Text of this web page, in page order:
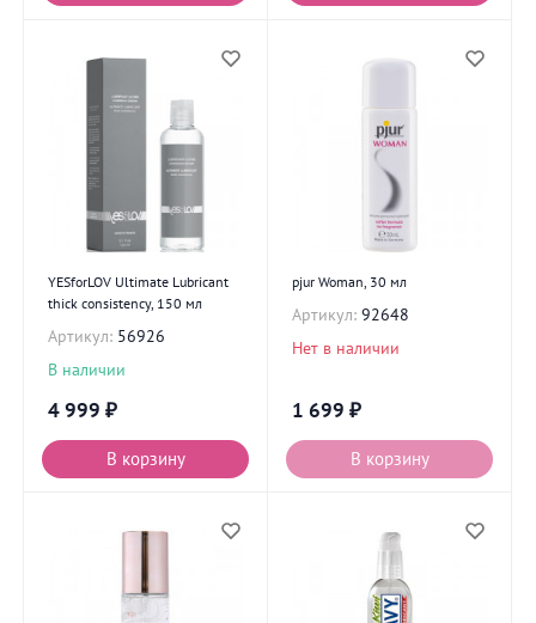
YESforLOV Ultimate Lubricant
thick consistency, 150 мл
Артикул: 56926
В наличии
4 999 ₽
В корзину
pjur Woman, 30 мл
Артикул: 92648
Нет в наличии
1 699 ₽
В корзину